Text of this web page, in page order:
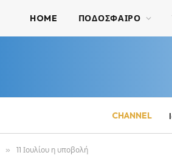
HOME ΠΟΔΟΣΦΑΙΡΟ
CHANNEL
» 11 Ιουλίου η υποβολή